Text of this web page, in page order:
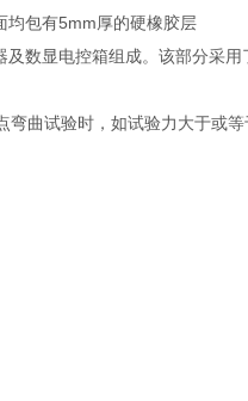
均包有5mm厚的硬橡胶层
数显电控箱组成。该部分采
曲试验时，如试验力大于或